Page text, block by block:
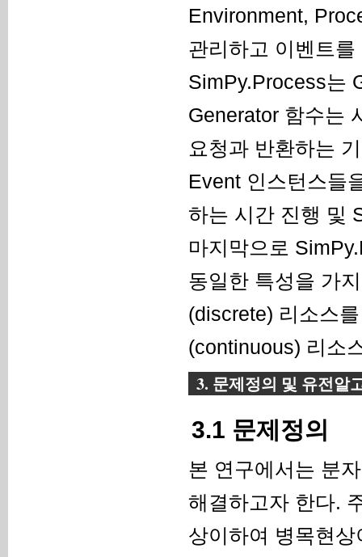
Environment,
관리하고 이벤트
SimPy.Process는
Generator 함수는
요청과 반환하는
Event 인스턴스들
하는 시간 진행 및
마지막으로
동일한 특성을 가
(discrete) 리소스
(continuous) 리소
3. 문제정의 및 유전알
3.1 문제정의
본 연구에서는 분
해결하고자 한다.
상이하여 병목현